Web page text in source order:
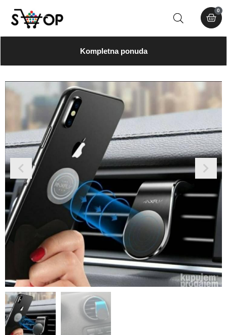
0
Kompletna ponuda